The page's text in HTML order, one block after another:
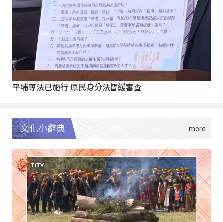
平埔專法已施行 原民身分法暫緩審查
文化小辭典